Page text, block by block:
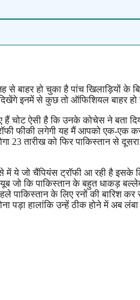
से बाहर हो चुका है पांच खिलाड़ियों के
इनमें से कुछ तो ऑफिशियल बाहर
चोट ऐसी है कि उनके कोचेस ने बता
फीकी लगेगी यह मैं आपको एक-एक
23 तारीख को फिर पाकिस्तान से
में ये जो चैंपियंस ट्रॉफी आ रही है
जो कि पाकिस्तान के बहुत धाकड़
पाकिस्तान के लिए रनों की बारिश
पड़ा हालांकि उन्हें ठीक होने में अब